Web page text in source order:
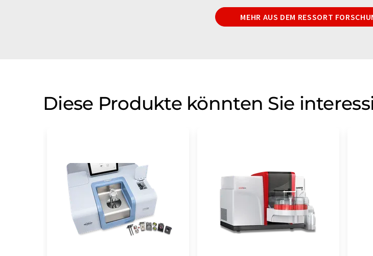
MEHR AUS DEM RESSORT
Diese Produkte könnten Sie